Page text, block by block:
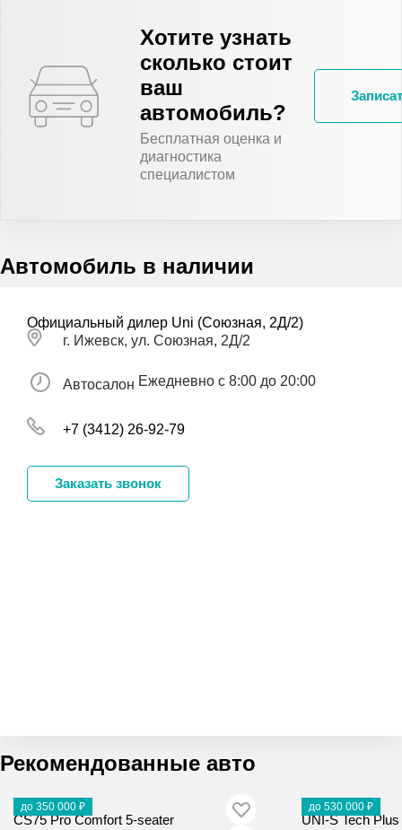
Хотите узнать
сколько стоит
ваш
автомобиль?
Бесплатная оценка и
диагностика
специалистом
Автомобиль в наличии
Официальный дилер Uni (Союзная, 2Д/2)
г. Ижевск, ул. Союзная, 2Д/2
Автосалон Ежедневно с 8:00 до 20:00
+7 (3412) 26-92-79
Заказать звонок
Рекомендованные авто
до 350 000 ₽
В наличии
CS75 Pro Comfort 5-seater
до 530 000 ₽
В наличии
UNI-S Tech Plus